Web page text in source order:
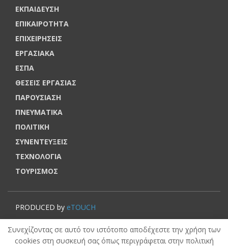
ΕΚΠΑΙΔΕΥΣΗ
ΕΠΙΚΑΙΡΟΤΗΤΑ
ΕΠΙΧΕΙΡΗΣΕΙΣ
ΕΡΓΑΣΙΑΚΑ
ΕΣΠΑ
ΘΕΣΕΙΣ ΕΡΓΑΣΙΑΣ
ΠΑΡΟΥΣΙΑΣΗ
ΠΝΕΥΜΑΤΙΚΑ
ΠΟΛΙΤΙΚΗ
ΣΥΝΕΝΤΕΥΞΕΙΣ
ΤΕΧΝΟΛΟΓΙΑ
ΤΟΥΡΙΣΜΟΣ
PRODUCED by eTOUCH
© VOUCHERERGASIA.GR, 2022 | All rights reserved.
Συνεχίζοντας σε αυτό τον ιστότοπο αποδέχεστε την χρήση των
cookies στη συσκευή σας όπως περιγράφεται στην πολιτική